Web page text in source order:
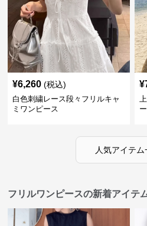
¥6,260 (税込)
白色刺繍レース段々フリルキャ
ミワンピース
¥
人気アイテ
フリルワンピースの新着アイテ